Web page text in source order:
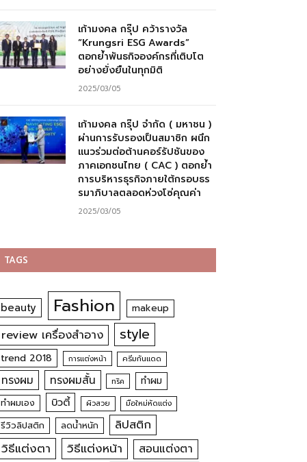
เก้ามงคล กรุ๊ป คว้ารางวัล
“Krungsri ESG Awards”
ตอกย้ำพันธกิจองค์กรที่เติบโต
อย่างยั่งยืนในทุกมิติ
2025/03/05
เก้ามงคล กรุ๊ป จำกัด ( มหาชน )
ผ่านการรับรองเป็นสมาชิก ผนึก
แนวร่วมต่อต้านคอร์รัปชันของ
ภาคเอกชนไทย ( CAC ) ตอกย้ำ
การบริหารธุรกิจภายใต้กรอบธร
รมาภิบาลตลอดห่วงโซ่คุณค่า
2025/03/05
TAGS
beauty Fashion makeup
review เครื่องสำอาง style
trend 2018 การแต่งหน้า ครีมกันแดด
ทรงผม ทรงผมสั้น ทริค ทำผม
ทำผมเอง บิวตี้ ผิวสวย มือใหม่หัดแต่ง
รีวิวลิปสติก ลดน้ำหนัก ลิปสติก
วิธีแต่งตา วิธีแต่งหน้า สอนแต่งตา